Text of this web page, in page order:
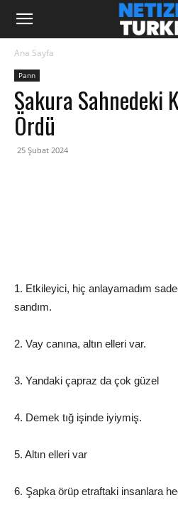
Ana Sayfa
Pann
Sakura Sahnedeki
Ördü
25 Şubat 2024
1. Etkileyici, hiç anlayamadım
sandım.
2. Vay canına, altın elleri var.
3. Yandaki çapraz da çok güzel
4. Demek tığ işinde iyiymiş.
5. Altın elleri var
6. Şapka örüp etraftaki insanlara